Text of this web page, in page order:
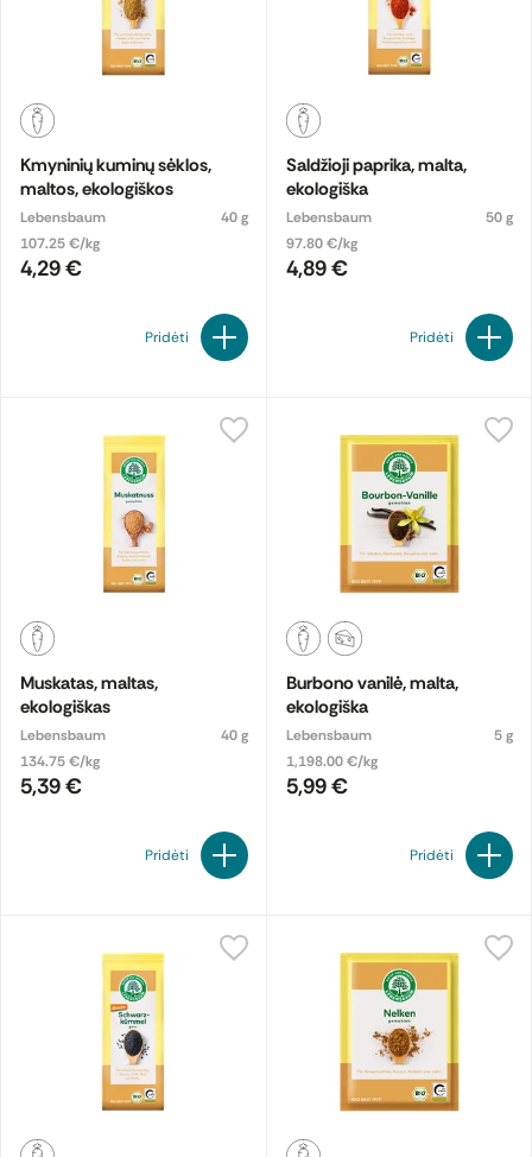
Kmyninių kuminų sėklos,
maltos, ekologiškos
Lebensbaum
40 g
107.25 €/kg
4,29 €
Pridėti
Saldžioji paprika, malta,
ekologiška
Lebensbaum
50 g
97.80 €/kg
4,89 €
Pridėti
Muskatas, maltas,
ekologiškas
Lebensbaum
40 g
134.75 €/kg
5,39 €
Pridėti
Burbono vanilė, malta,
ekologiška
Lebensbaum
5 g
1,198.00 €/kg
5,99 €
Pridėti